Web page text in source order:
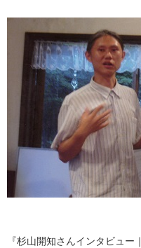
『杉山開知さんインタビュー｜